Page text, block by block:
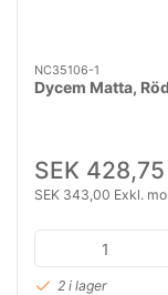
NC35106-1
Dycem Matta,
SEK 428,75
SEK 343,00 Exkl.
2 i lager